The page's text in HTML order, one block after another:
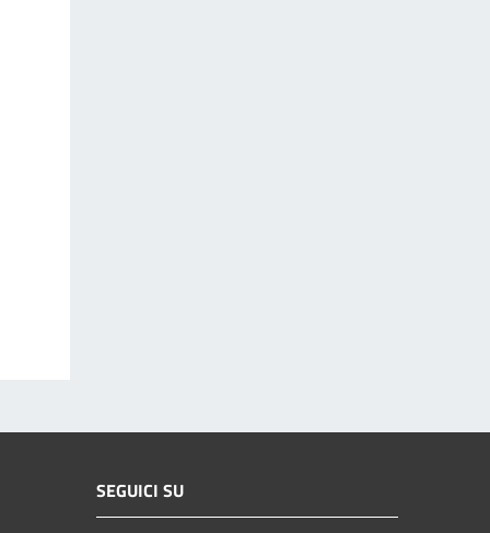
SEGUICI SU